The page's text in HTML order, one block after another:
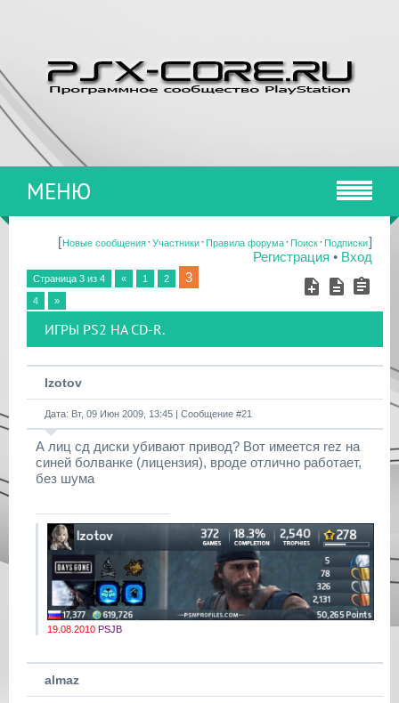
МЕНЮ
[Новые сообщения·Участники·Правила форума·Поиск·Подписки]
Регистрация • Вход
Страница 3 из 4 « 1 2 3
4 »
ИГРЫ PS2 НА CD-R.
Izotov
Дата: Вт, 09 Июн 2009, 13:45 | Сообщение #21
А лиц сд диски убивают привод? Вот имеется rez на
синей болванке (лицензия), вроде отлично работает,
без шума
19.08.2010 PSJB
almaz